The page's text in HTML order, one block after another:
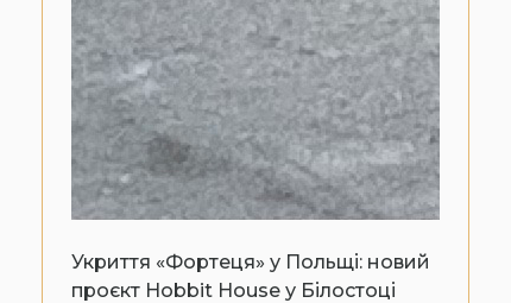
Укриття «Фортеця» у Польщі: новий
проєкт Hobbit House у Білостоці